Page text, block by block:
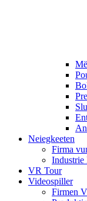
Neiegkeeten
Firma
Industrie
VR Tour
Videospiller
Firmen